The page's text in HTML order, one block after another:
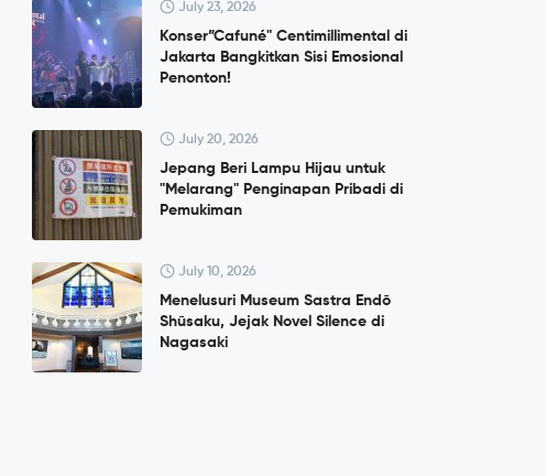
July 23, 2026
Konser”Cafuné" Centimillimental di
Jakarta Bangkitkan Sisi Emosional
Penonton!
July 20, 2026
Jepang Beri Lampu Hijau untuk
"Melarang" Penginapan Pribadi di
Pemukiman
July 10, 2026
Menelusuri Museum Sastra Endō
Shūsaku, Jejak Novel Silence di
Nagasaki